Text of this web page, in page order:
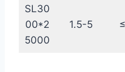
SL30
00*2
5000
1.5-5